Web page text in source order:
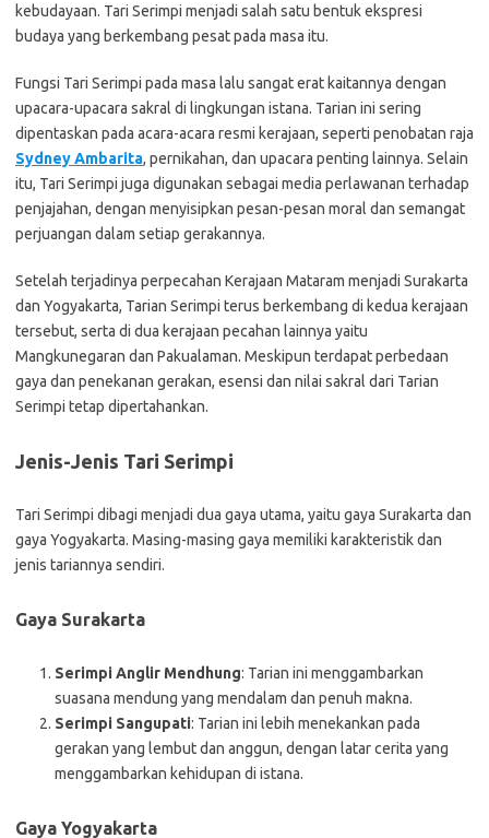
kebudayaan. Tari Serimpi menjadi salah satu bentuk ekspresi
budaya yang berkembang pesat pada masa itu.
Fungsi Tari Serimpi pada masa lalu sangat erat kaitannya dengan
upacara-upacara sakral di lingkungan istana. Tarian ini sering
dipentaskan pada acara-acara resmi kerajaan, seperti penobatan raja
Sydney Ambarita, pernikahan, dan upacara penting lainnya. Selain
itu, Tari Serimpi juga digunakan sebagai media perlawanan terhadap
penjajahan, dengan menyisipkan pesan-pesan moral dan semangat
perjuangan dalam setiap gerakannya.
Setelah terjadinya perpecahan Kerajaan Mataram menjadi Surakarta
dan Yogyakarta, Tarian Serimpi terus berkembang di kedua kerajaan
tersebut, serta di dua kerajaan pecahan lainnya yaitu
Mangkunegaran dan Pakualaman. Meskipun terdapat perbedaan
gaya dan penekanan gerakan, esensi dan nilai sakral dari Tarian
Serimpi tetap dipertahankan.
Jenis-Jenis Tari Serimpi
Tari Serimpi dibagi menjadi dua gaya utama, yaitu gaya Surakarta dan
gaya Yogyakarta. Masing-masing gaya memiliki karakteristik dan
jenis tariannya sendiri.
Gaya Surakarta
Serimpi Anglir Mendhung: Tarian ini menggambarkan
suasana mendung yang mendalam dan penuh makna.
Serimpi Sangupati: Tarian ini lebih menekankan pada
gerakan yang lembut dan anggun, dengan latar cerita yang
menggambarkan kehidupan di istana.
Gaya Yogyakarta